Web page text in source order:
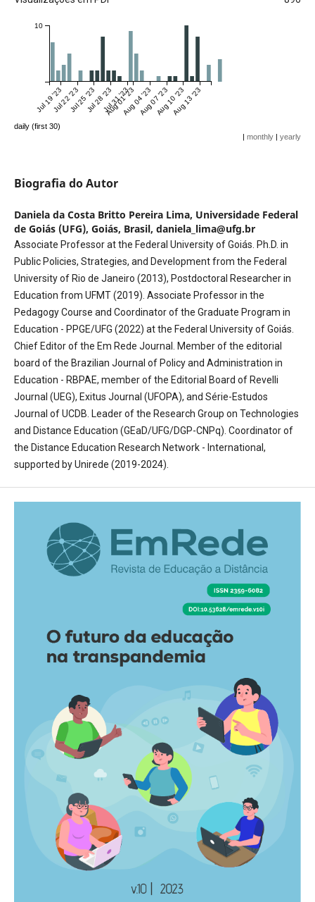
Jul 19 '23Jul 22 '23Jul 25 '23Jul 28 '23Jul 31 '23
Aug 01 '23Aug 04 '23Aug 07 '23Aug 10 '23Aug 13 '23
10
daily (first 30)
|monthly |yearly
Biografia do Autor
Daniela da Costa Britto Pereira Lima, Universidade Federal
de Goiás (UFG), Goiás, Brasil, daniela_lima@ufg.br
Associate Professor at the Federal University of Goiás. Ph.D. in
Public Policies, Strategies, and Development from the Federal
University of Rio de Janeiro (2013), Postdoctoral Researcher in
Education from UFMT (2019). Associate Professor in the
Pedagogy Course and Coordinator of the Graduate Program in
Education - PPGE/UFG (2022) at the Federal University of Goiás.
Chief Editor of the Em Rede Journal. Member of the editorial
board of the Brazilian Journal of Policy and Administration in
Education - RBPAE, member of the Editorial Board of Revelli
Journal (UEG), Exitus Journal (UFOPA), and Série-Estudos
Journal of UCDB. Leader of the Research Group on Technologies
and Distance Education (GEaD/UFG/DGP-CNPq). Coordinator of
the Distance Education Research Network - International,
supported by Unirede (2019-2024).